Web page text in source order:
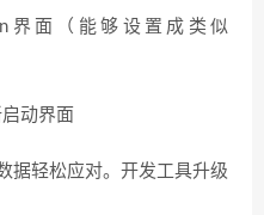
界面（能够设置成类似
动界面
据轻松应对。开发工具升级